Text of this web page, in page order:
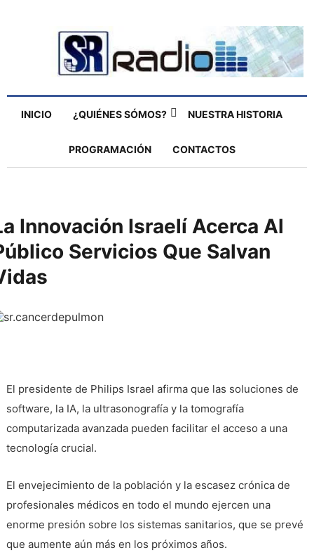
INICIO ¿QUIÉNES SÓMOS? NUESTRA HISTORIA
PROGRAMACIÓN CONTACTOS
Innovación Israelí Acerca Al
Servicios Que Salvan
El presidente de Philips Israel afirma que las soluciones de
software, la IA, la ultrasonografía y la tomografía
computarizada avanzada pueden facilitar el acceso a una
tecnología crucial.
El envejecimiento de la población y la escasez crónica de
profesionales médicos en todo el mundo ejercen una
enorme presión sobre los sistemas sanitarios, que se prevé
que aumente aún más en los próximos años.